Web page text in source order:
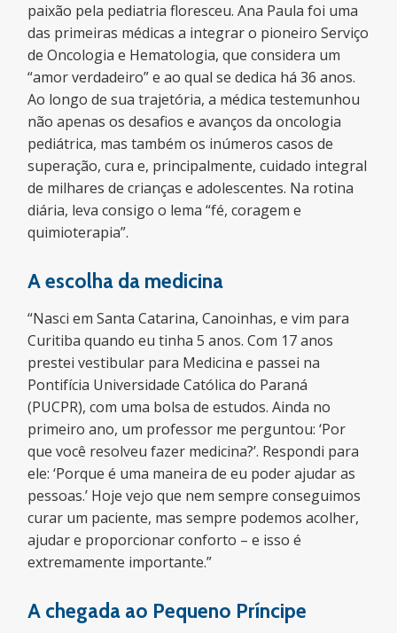
paixão pela pediatria floresceu. Ana Paula foi uma
das primeiras médicas a integrar o pioneiro Serviço
de Oncologia e Hematologia, que considera um
“amor verdadeiro” e ao qual se dedica há 36 anos.
Ao longo de sua trajetória, a médica testemunhou
não apenas os desafios e avanços da oncologia
pediátrica, mas também os inúmeros casos de
superação, cura e, principalmente, cuidado integral
de milhares de crianças e adolescentes. Na rotina
diária, leva consigo o lema “fé, coragem e
quimioterapia”.
A escolha da medicina
“Nasci em Santa Catarina, Canoinhas, e vim para
Curitiba quando eu tinha 5 anos. Com 17 anos
prestei vestibular para Medicina e passei na
Pontifícia Universidade Católica do Paraná
(PUCPR), com uma bolsa de estudos. Ainda no
primeiro ano, um professor me perguntou: ‘Por
que você resolveu fazer medicina?’. Respondi para
ele: ‘Porque é uma maneira de eu poder ajudar as
pessoas.’ Hoje vejo que nem sempre conseguimos
curar um paciente, mas sempre podemos acolher,
ajudar e proporcionar conforto – e isso é
extremamente importante.”
A chegada ao Pequeno Príncipe